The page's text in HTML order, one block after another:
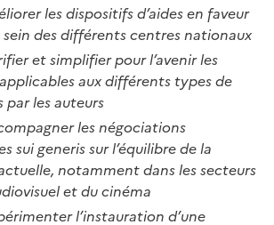
les dispositifs d’aides en faveur
sein des différents centres nationaux
et simplifier pour l’avenir les
aux différents types de
par les auteurs
les négociations
sui generis sur l’équilibre de la
notamment dans les secteurs
et du cinéma
l’instauration d’une